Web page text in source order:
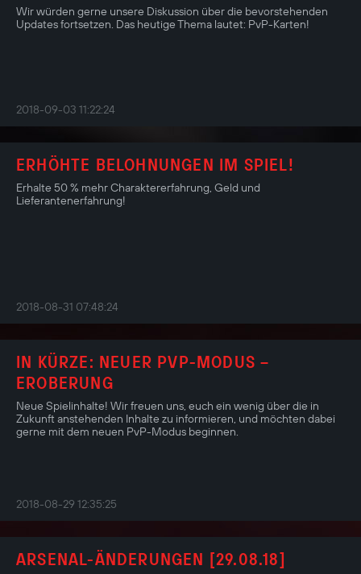
Wir würden gerne unsere Diskussion über die bevorstehenden
Updates fortsetzen. Das heutige Thema lautet: PvP-Karten!
2018-09-03 11:22:24
ERHÖHTE BELOHNUNGEN IM SPIEL!
Erhalte 50 % mehr Charaktererfahrung, Geld und
Lieferantenerfahrung!
2018-08-31 07:48:24
IN KÜRZE: NEUER PVP-MODUS –
EROBERUNG
Neue Spielinhalte! Wir freuen uns, euch ein wenig über die in
Zukunft anstehenden Inhalte zu informieren, und möchten dabei
gerne mit dem neuen PvP-Modus beginnen.
2018-08-29 12:35:25
ARSENAL-ÄNDERUNGEN [29.08.18]